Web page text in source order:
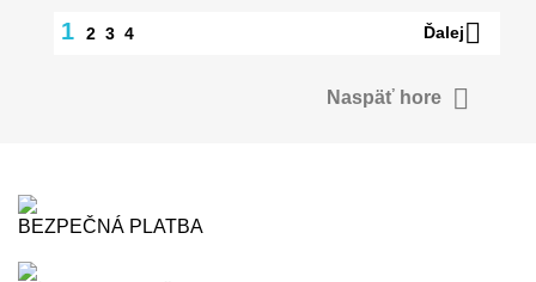
1 2 3 4 Ďalej
Naspäť hore 
BEZPEČNÁ PLATBA